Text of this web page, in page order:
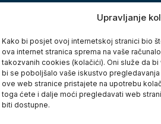
Upravljanje
Kako bi posjet ovoj internetskoj stranici bio
ova internet stranica sprema na vaše
takozvanih cookies (kolačići). Oni služe da
bi se poboljšalo vaše iskustvo
ove web stranice pristajete na upotrebu
toga ćete i dalje moći pregledavati web
biti dostupne.